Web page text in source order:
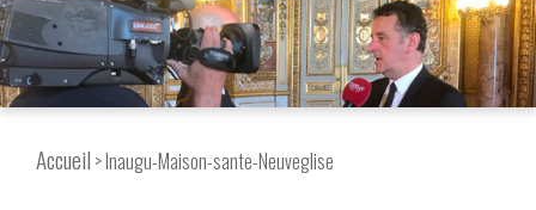
COMPRENDRE LE SÉNAT
Accueil > Inaugu-Maison-sante-Neuveglise